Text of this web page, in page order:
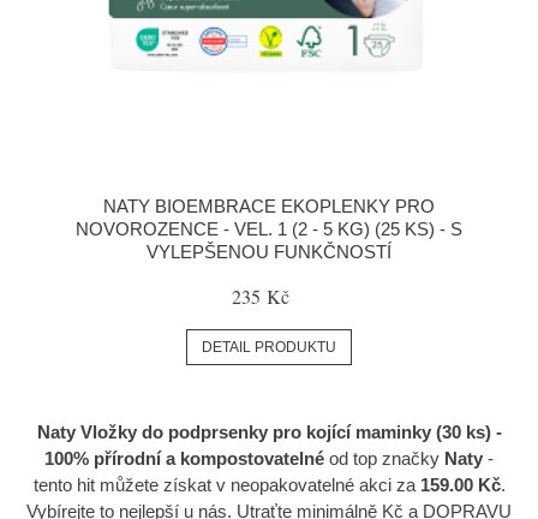
NATY BIOEMBRACE EKOPLENKY PRO
NOVOROZENCE - VEL. 1 (2 - 5 KG) (25 KS) - S
VYLEPŠENOU FUNKČNOSTÍ
235 Kč
DETAIL PRODUKTU
Naty Vložky do podprsenky pro kojící maminky (30 ks) -
100% přírodní a kompostovatelné od top značky Naty -
tento hit můžete získat v neopakovatelné akci za 159.00 Kč.
Vybírejte to nejlepší u nás. Utraťte minimálně Kč a DOPRAVU